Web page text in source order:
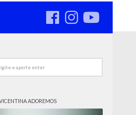
ADOREMOS